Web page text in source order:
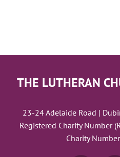
THE LUTHERAN
23-24 Adelaide Road |
Registered Charity Number
Charity